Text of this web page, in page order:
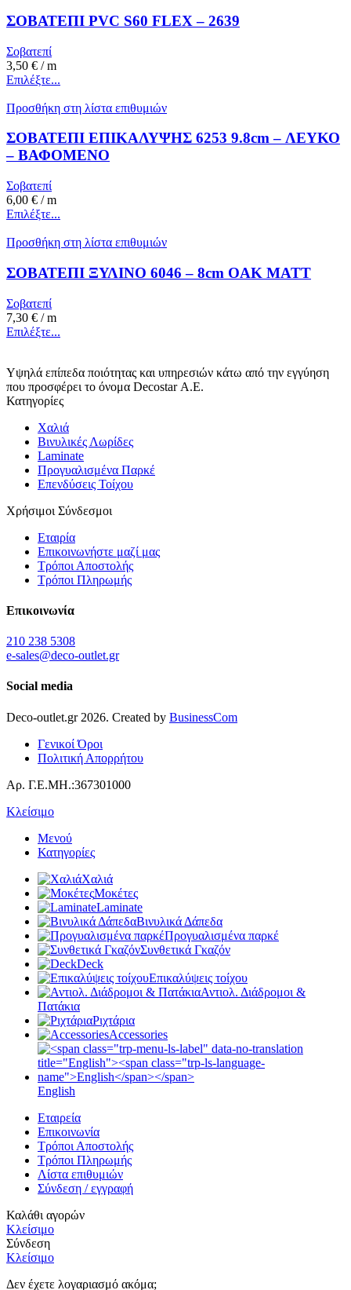
ΣΟΒΑΤΕΠΙ PVC S60 FLEX – 2639
Σοβατεπί
3,50 € / m
Επιλέξτε...
Προσθήκη στη λίστα επιθυμιών
ΣΟΒΑΤΕΠΙ ΕΠΙΚΑΛΥΨΗΣ 6253 9.8cm – ΛΕΥΚΟ
– ΒΑΦΟΜΕΝΟ
Σοβατεπί
6,00 € / m
Επιλέξτε...
Προσθήκη στη λίστα επιθυμιών
ΣΟΒΑΤΕΠΙ ΞΥΛΙΝΟ 6046 – 8cm OAK MATT
Σοβατεπί
7,30 € / m
Επιλέξτε...
Υψηλά επίπεδα ποιότητας και υπηρεσιών κάτω από την εγγύηση
που προσφέρει το όνομα Decostar Α.Ε.
Κατηγορίες
Χαλιά
Βινυλικές Λωρίδες
Laminate
Προγυαλισμένα Παρκέ
Επενδύσεις Τοίχου
Χρήσιμοι Σύνδεσμοι
Εταιρία
Επικοινωνήστε μαζί μας
Τρόποι Αποστολής
Τρόποι Πληρωμής
Επικοινωνία
210 238 5308
e-sales@deco-outlet.gr
Social media
Deco-outlet.gr 2026. Created by BusinessCom
Γενικοί Όροι
Πολιτική Απορρήτου
Αρ. Γ.Ε.ΜΗ.:367301000
Κλείσιμο
Μενού
Κατηγορίες
Χαλιά
Μοκέτες
Laminate
Βινυλικά Δάπεδα
Προγυαλισμένα παρκέ
Συνθετικά Γκαζόν
Deck
Επικαλύψεις τοίχου
Αντιολ. Διάδρομοι &
Πατάκια
Ριχτάρια
Accessories
English
Εταιρεία
Επικοινωνία
Τρόποι Αποστολής
Τρόποι Πληρωμής
Λίστα επιθυμιών
Σύνδεση / εγγραφή
Καλάθι αγορών
Κλείσιμο
Σύνδεση
Κλείσιμο
Δεν έχετε λογαριασμό ακόμα;